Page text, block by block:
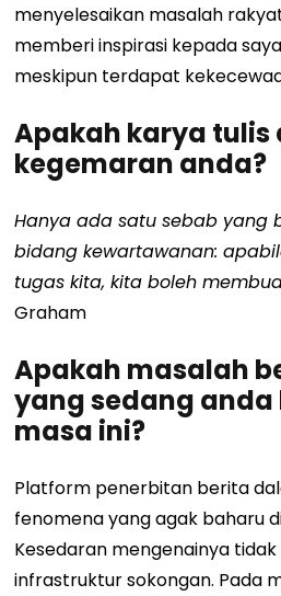
menyelesaikan masalah
memberi inspirasi kepada
meskipun terdapat
Apakah karya tulis
kegemaran anda?
Hanya ada satu sebab yang
bidang kewartawanan:
tugas kita, kita boleh
Graham
Apakah masalah
yang sedang
masa ini?
Platform penerbitan berita
fenomena yang agak baharu
Kesedaran mengenainya
infrastruktur sokongan. Pada